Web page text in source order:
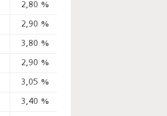
2,80 %
2,90 %
3,80 %
2,90 %
3,05 %
3,40 %